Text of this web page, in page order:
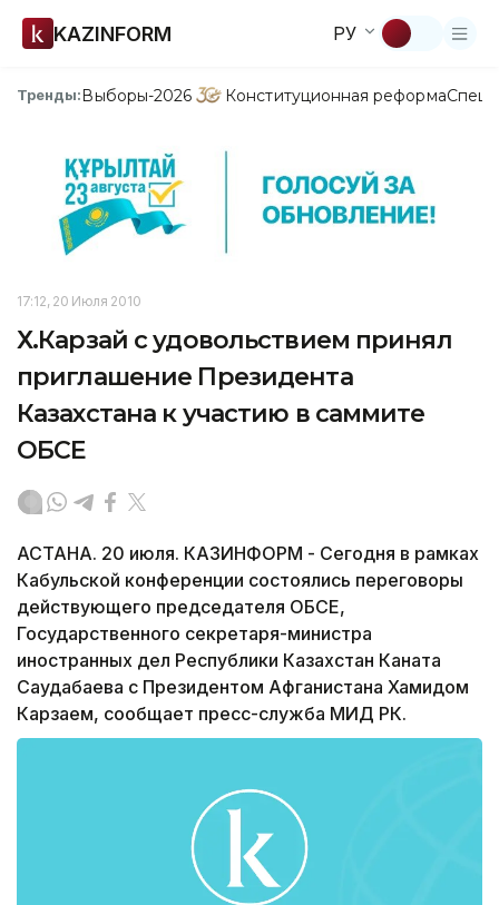
KAZINFORM РУ
Тренды:Выборы-2026 Конституционная реформа
17:12, 20 Июля 2010
Х.Карзай с удовольствием принял
приглашение Президента
Казахстана к участию в саммите
ОБСЕ
АСТАНА. 20 июля. КАЗИНФОРМ - Сегодня в рамках
Кабульской конференции состоялись переговоры
действующего председателя ОБСЕ,
Государственного секретаря-министра
иностранных дел Республики Казахстан Каната
Саудабаева с Президентом Афганистана Хамидом
Карзаем, сообщает пресс-служба МИД РК.